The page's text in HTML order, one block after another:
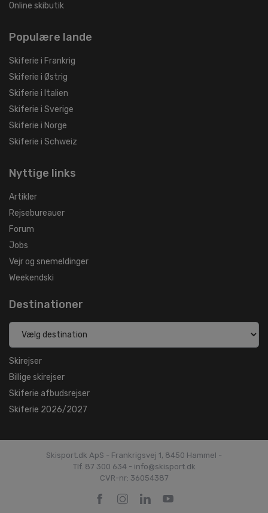
Online skibutik
Populære lande
Skiferie i Frankrig
Skiferie i Østrig
Skiferie i Italien
Skiferie i Sverige
Skiferie i Norge
Skiferie i Schweiz
Nyttige links
Artikler
Rejsebureauer
Forum
Jobs
Vejr og snemeldinger
Weekendski
Destinationer
Skirejser
Billige skirejser
Skiferie afbudsrejser
Skiferie 2026/2027
Skisport.dk ApS - Frankrigsvej 1, 8450 Hammel -
Tlf. 87 300 634 - info@skisport.dk
CVR-nr: 36054387